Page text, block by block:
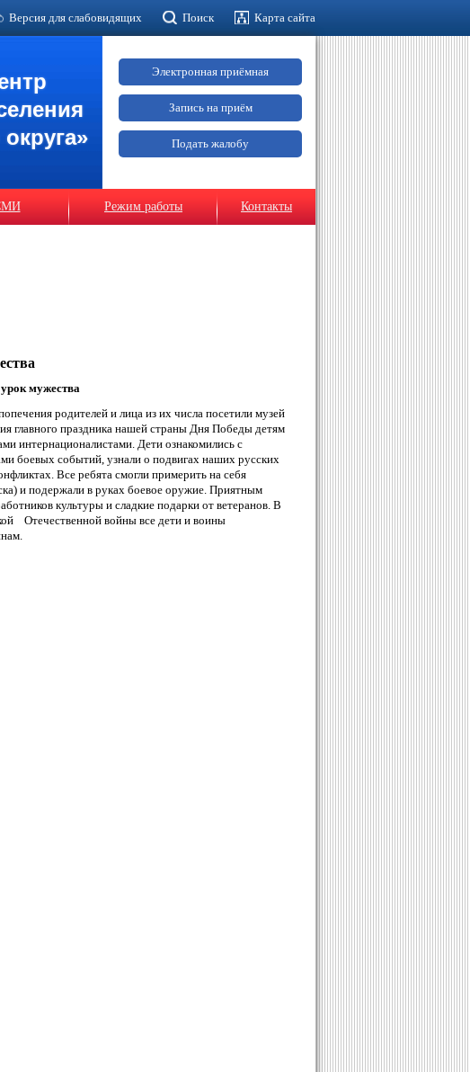
Версия для слабовидящих Поиск Карта сайта
Электронная приёмная
Запись на приём
Подать жалобу
Режим работы Контакты
мужества
родителей и лица из их числа посетили музей
главного праздника нашей страны Дня Победы детям
интернационалистами. Дети ознакомились с
боевых событий, узнали о подвигах наших русских
Все ребята смогли примерить на себя
и подержали в руках боевое оружие. Приятным
культуры и сладкие подарки от ветеранов. В
Отечественной войны все дети и воины